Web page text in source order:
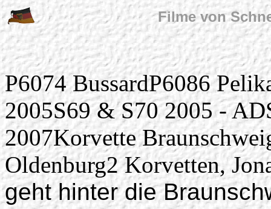
Filme von
P6074 BussardP6086
2005S69 & S70 2005 -
2007Korvette
Oldenburg2 Korvetten,
geht hinter die